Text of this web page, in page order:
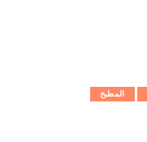
المطبخ